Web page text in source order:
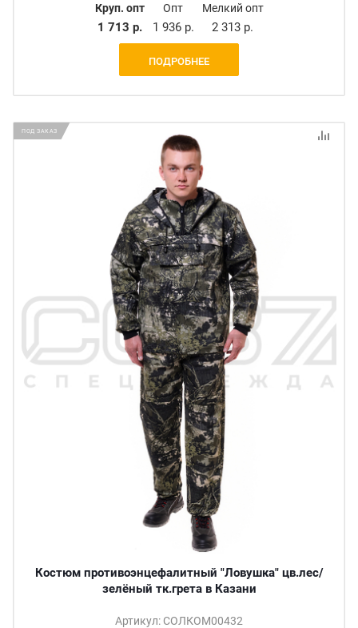
Круп. опт
1 713 р.
Опт
1 936 р.
Мелкий опт
2 313 р.
ПОДРОБНЕЕ
ПОД ЗАКАЗ
Костюм противоэнцефалитный "Ловушка" цв.лес/
зелёный тк.грета в Казани
Артикул: СОЛКОМ00432